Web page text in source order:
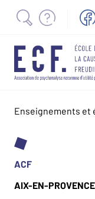
Enseignements et
ACF
AIX-EN-PROVENCE